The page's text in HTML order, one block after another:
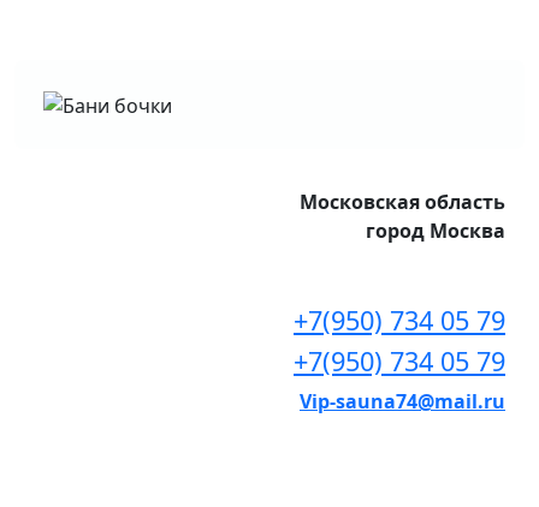
Московская область
город Москва
+7(950) 734 05 79
+7(950) 734 05 79
Vip-sauna74@mail.ru